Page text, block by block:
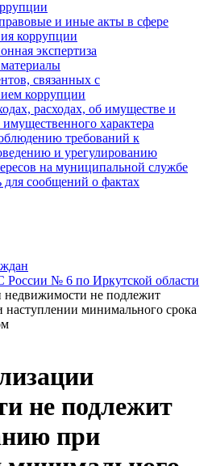
не подлежит
при
и иные акты в сфере
коррупции
экспертиза
связанных с
коррупции
расходах, об имуществе и
имущественного характера
требований к
и урегулированию
на муниципальной службе
для сообщений о фактах
№ 6 по Иркутской области
недвижимости не подлежит
минимального срока